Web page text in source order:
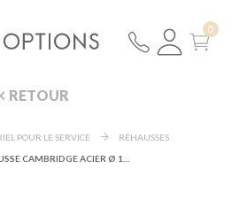
RETOUR
POUR LE SERVICE
RÉHAUSSES